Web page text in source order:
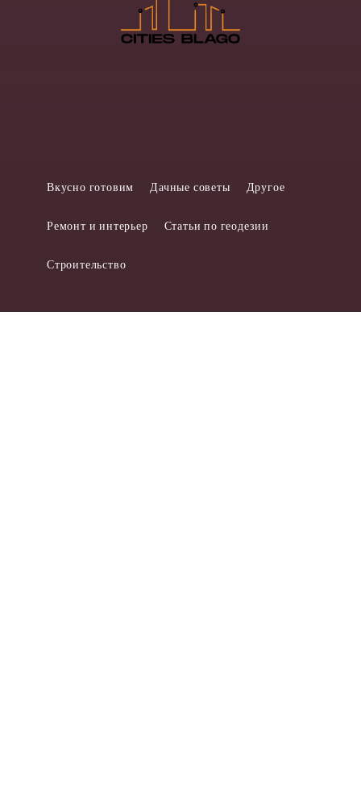
Вкусно готовим Дачные советы Другое
Ремонт и интерьер Статьи по геодезии
Строительство